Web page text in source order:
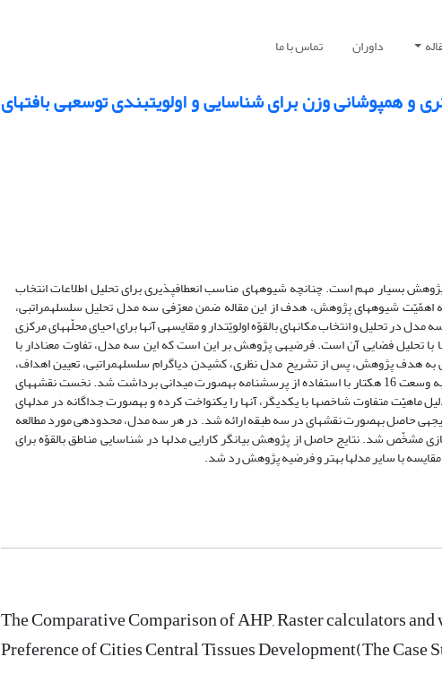
داوران تماس با ما
مقایسه‎ی تطبیقی ـ تحلیلی مدل‎های سلسله‎مراتبی، محاسبه‎گر رستری و هم‎پوشانی وزن برای شناسایی و اولویت‎بندی توسعه‎ی بافت‎های
هر نوع مطالعه‎ای بر پایه‎ی روش و شیوه‎ای است و نقش این شیوه‎ها در نتایج حاصل از پژوهش بسیار مهم است. چنانچه شیوه‎های مناسب انعطاف‎پذیری برای تحلیل اطلاعات انتخاب
نشود، امکان دست‎یابی به نتایج پذیرفتنی با ضرایب اجرایی بالا کاهش می‎یابد. با توجّه به اهمّیّت شیوه‎های پژوهش، هدف از این مقاله ضمن معرّفی سه مدل تحلیل سلسله‎مراتبی،
محاسبه‎گر رستری و هم‎پوشانی وزنی با سیستم اطلاعات جغرافیایی، ارزیابی و بیان توانایی سه مدل در تحلیل و انتخاب مکان‎های بالقوّه اولویّت‎دار و مقایسه‎ی آنها برای احیای محلّه‎های مرکزی
شهرها از جمله محلّه‎ی عیدگاه شهر مشهد است. ویژگی این پژوهش، ترکیب کردن مدل‎ها با تحلیل فضایی آن است. فرضیه‎ی پژوهش بر این است که این سه مدل، تفاوت معنادار با
یکدیگر در شناسایی مکان‎های بالقوّه برای احیا ندارند. برای آزمون این فرضیه و دست‎یابی به هدف پژوهش، پس از تشریح مدل نظری، کشیدن دیاگرام سلسله‎مراتبی، تعیین اهداف،
شاخص‎ها و گزینه‎ها مشخّص شدند، سپس ویژگی کالبدی 761 قطعه املاک محلّه‎ی عیدگاه به وسعت 16 هکتار با استفاده از پرسش‎نامه به‎صورت میدانی برداشت شد. نخست نقشه‎های
محلّه‎ی عیدگاه براساس شاخص‎های انتخابی از حالت بُرداری به رستری تبدیل شدند و به‎دلیل ماهیّت متفاوت شاخص‎ها با یکدیگر، آنها را یکنواخت کرده و به‎صورت جداگانه در مدل‎های
تحلیل سلسله‎مراتبی، محاسبه‎گر رستری، هم‎پوشانی وزنی در نرم‎افزار GIS اجرا شد که نتیجه‎ی حاصل به‎صورت نقشه‎ای در سه طبقه ارائه شد. در هر سه مدل، محدوده‎ی مورد مطالعه
به سه طبقه‎ی نواحی اولویّت‎دار، نواحی با اولویّت کم، نواحی با اولویّت بالا برای احیا و بازسازی مشخّص شد. نتایج حاصل از پژوهش بیانگر کارایی مدل‎ها در شناسایی مناطق بالقوّه برای
The Comparative Comparison of AHP, Raster calculators
Preference of Cities Central Tissues Development(The Case